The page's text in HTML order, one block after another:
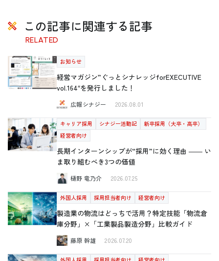
この記事に関連する記事
RELATED
お知らせ
経営マガジン”ぐっとシナレッジforEXECUTIVE
vol.164″を発行しました！
広報シナジー 2026.08.01
キャリア採用 シナジー活動記
新卒採用（大卒・高卒）
経営者向け
長期インターンシップが“採用”に効く理由 ―― い
ま取り組むべき3つの価値
樋野 竜乃介 2026.07.25
外国人採用 採用担当者向け 経営者向け
製造業の物流はどっちで活用？特定技能「物流倉
庫分野」×「工業製品製造分野」比較ガイド
藤原 幹雄 2026.07.20